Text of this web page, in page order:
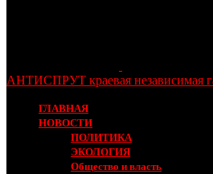
АНТИСПРУТ краевая независимая
ГЛАВНАЯ
НОВОСТИ
ПОЛИТИКА
ЭКОЛОГИЯ
Общество и власть